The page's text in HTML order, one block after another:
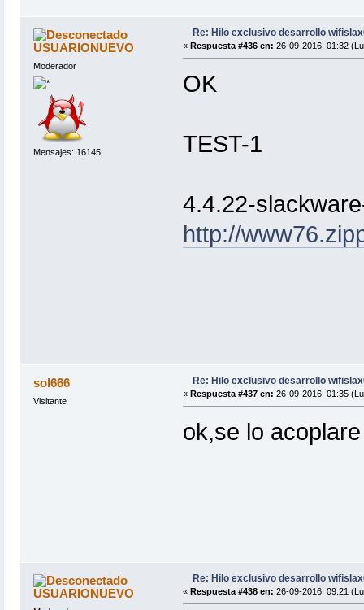
USUARIONUEVO
Moderador
Mensajes: 16145
Re: Hilo exclusivo desarrollo
« Respuesta #436 en: 26-09-2016, 01:32
OK
TEST-1
4.4.22-
http://
sol666
Visitante
Re: Hilo exclusivo desarrollo
« Respuesta #437 en: 26-09-2016, 01:35
ok,se lo
USUARIONUEVO
Re: Hilo exclusivo desarrollo
« Respuesta #438 en: 26-09-2016, 09:21